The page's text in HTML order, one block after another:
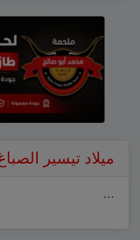
ميلاد تيسير
…